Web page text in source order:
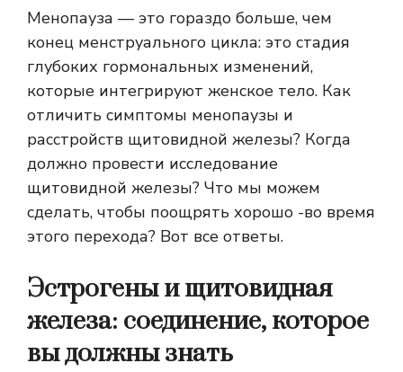
Менопауза — это гораздо больше, чем
конец менструального цикла: это стадия
глубоких гормональных изменений,
которые интегрируют женское тело. Как
отличить симптомы менопаузы и
расстройств щитовидной железы? Когда
должно провести исследование
щитовидной железы? Что мы можем
сделать, чтобы поощрять хорошо -во время
этого перехода? Вот все ответы.
Эстрогены и щитовидная
железа: соединение, которое
вы должны знать